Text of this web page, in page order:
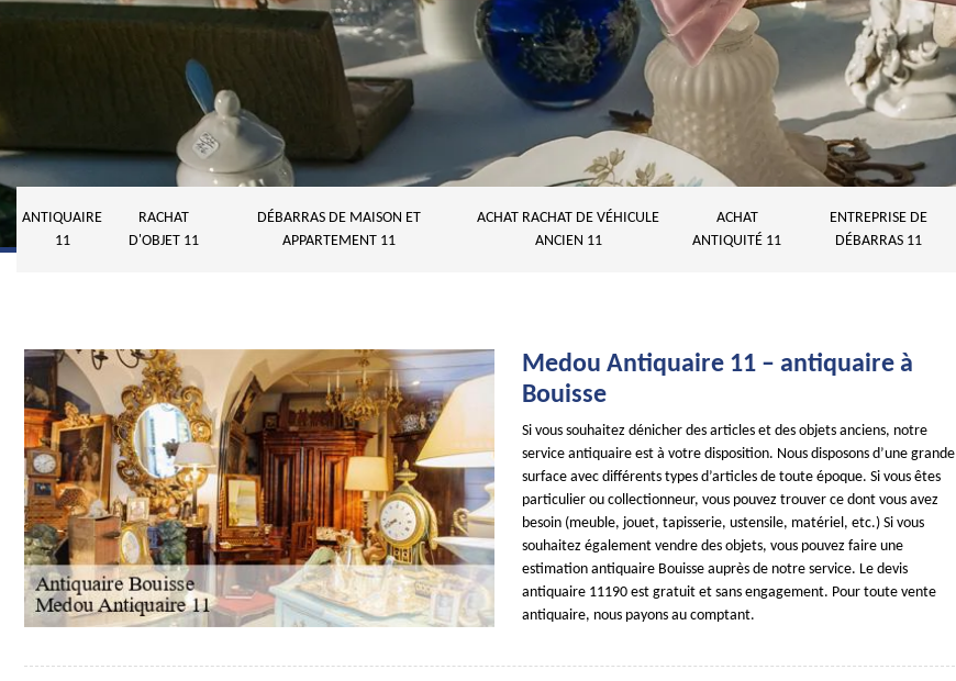
ANTIQUAIRE
11
RACHAT
D'OBJET 11
DÉBARRAS DE MAISON ET
APPARTEMENT 11
ACHAT RACHAT DE VÉHICULE
ANCIEN 11
ACHAT
ANTIQUITÉ 11
ENTREPRISE DE
DÉBARRAS 11
Medou Antiquaire 11 – antiquaire à
Bouisse
Si vous souhaitez dénicher des articles et des objets anciens, notre
service antiquaire est à votre disposition. Nous disposons d’une grande
surface avec différents types d’articles de toute époque. Si vous êtes
particulier ou collectionneur, vous pouvez trouver ce dont vous avez
besoin (meuble, jouet, tapisserie, ustensile, matériel, etc.) Si vous
souhaitez également vendre des objets, vous pouvez faire une
estimation antiquaire Bouisse auprès de notre service. Le devis
antiquaire 11190 est gratuit et sans engagement. Pour toute vente
antiquaire, nous payons au comptant.